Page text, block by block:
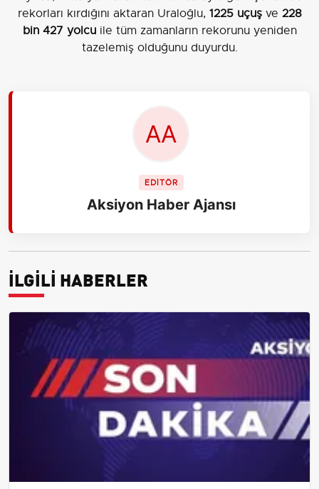
rekorları kırdığını aktaran Uraloğlu, 1225 uçuşve 228
bin 427 yolcuile tüm zamanların rekorunu yeniden
tazelemiş olduğunu duyurdu.
EDİTÖR
Aksiyon Haber Ajansı
İLGİLİ HABERLER